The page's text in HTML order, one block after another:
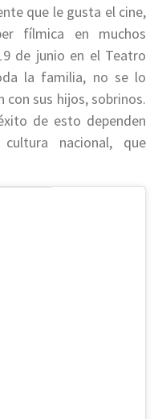
que le gusta el cine,
fílmica en muchos
de junio en el Teatro
la familia, no se lo
con sus hijos, sobrinos.
de esto dependen
nacional, que